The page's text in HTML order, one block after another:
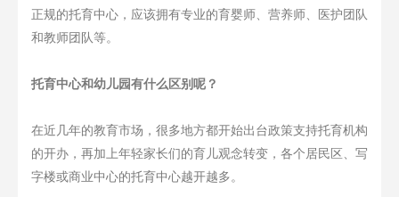
正规的托育中心，应该拥有专业的育婴师、营养师、医护团队
和教师团队等。
托育中心和幼儿园有什么区别呢？
在近几年的教育市场，很多地方都开始出台政策支持托育机构
的开办，再加上年轻家长们的育儿观念转变，各个居民区、写
字楼或商业中心的托育中心越开越多。